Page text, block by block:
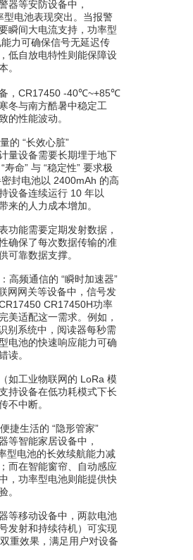
器等安防设备中，
电池表现突出。当报警
瞬间大电流支持，功率型
力可确保信号无延迟传
低自放电特性则能保障设
。
，CR17450 -40℃~+85℃
冬与南方酷暑中稳定工
的性能波动。
的 “长效心脏”
量设备需要长期埋于地下
命” 与 “稳定性” 要求极
封电池以 2400mAh 的高
设备连续运行 10 年以
来的人力成本增加。
功能需要定期发射数据，
确保了每次数据传输的准
可靠数据支撑。
高频通信的 “瞬时加速器”
网网关等设备中，信号发
CR17450H功率
美适配这一需求。例如，
别系统中，阅读器每秒需
电池的快速响应能力可确
读。
如工业物联网的 LoRa 模
持设备在低功耗模式下长
不中断。
捷生活的 “隐形管家”
等智能家居设备中，
型电池的长效续航能力减
而在智能窗帘、自动感应
，功率型电池则能提供快
。
等移动设备中，两款电池
发射和持续待机）可实现
重效果，满足用户对设备